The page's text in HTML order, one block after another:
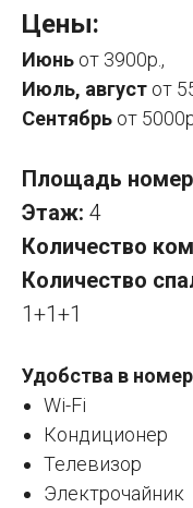
Цены:
Июнь от 3900р.,
Июль, август от
Сентябрь от
Площадь
Этаж: 4
Количество
Количество
1+1+1
Удобства в
Wi-Fi
Кондиционер
Телевизор
Электрочайник